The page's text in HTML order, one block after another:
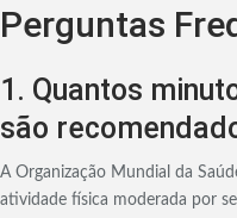
Perguntas
1. Quantos
são
A Organização Mundial da
atividade física moderada por